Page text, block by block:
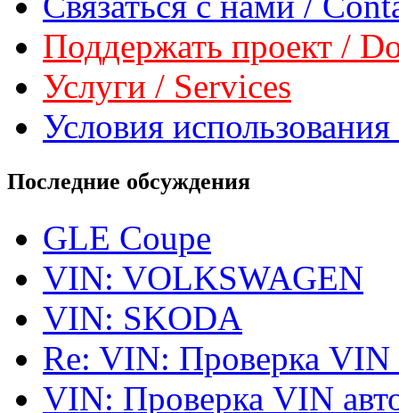
Поддержать проект /
Услуги / Services
Условия
Последние обсуждения
GLE Coupe
VIN: VOLKSWAGEN
VIN: SKODA
Re: VIN: Проверка VIN
VIN: Проверка VIN